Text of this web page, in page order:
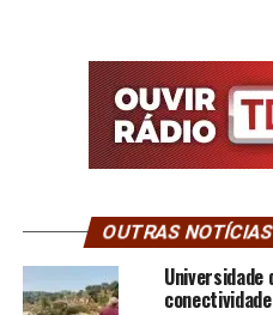
OUTRAS
Universidade